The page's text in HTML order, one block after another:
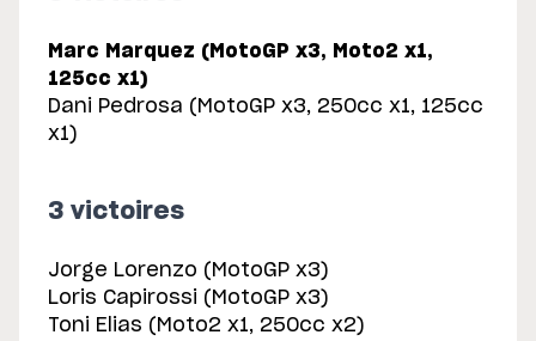
Marc Marquez (MotoGP x3, Moto2 x1,
125cc x1)
Dani Pedrosa (MotoGP x3, 250cc x1, 125cc
x1)
3 victoires
Jorge Lorenzo (MotoGP x3)
Loris Capirossi (MotoGP x3)
Toni Elias (Moto2 x1, 250cc x2)